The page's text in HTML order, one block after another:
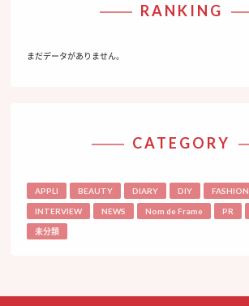
RANKING
まだデータがありません。
CATEGORY
APPLI BEAUTY DIARY DIY FASHION
INTERVIEW NEWS Nom de Frame PR
未分類